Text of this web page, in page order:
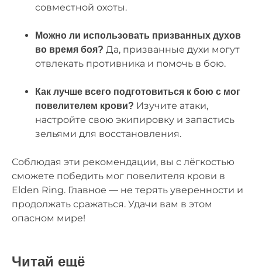
совместной охоты.
Можно ли использовать призванных духов
во время боя? Да, призванные духи могут
отвлекать противника и помочь в бою.
Как лучше всего подготовиться к бою с мог
повелителем крови? Изучите атаки,
настройте свою экипировку и запастись
зельями для восстановления.
Соблюдая эти рекомендации, вы с лёгкостью
сможете победить мог повелителя крови в
Elden Ring. Главное — не терять уверенности и
продолжать сражаться. Удачи вам в этом
опасном мире!
Читай ещё